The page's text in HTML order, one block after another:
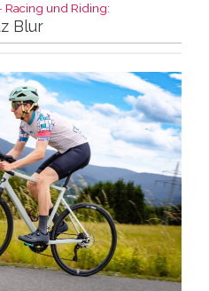
Racing und Riding:
Blur